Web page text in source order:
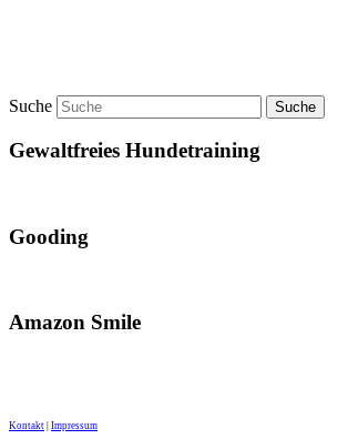
Suche
Gewaltfreies Hundetraining
Gooding
Amazon Smile
Kontakt Impressum